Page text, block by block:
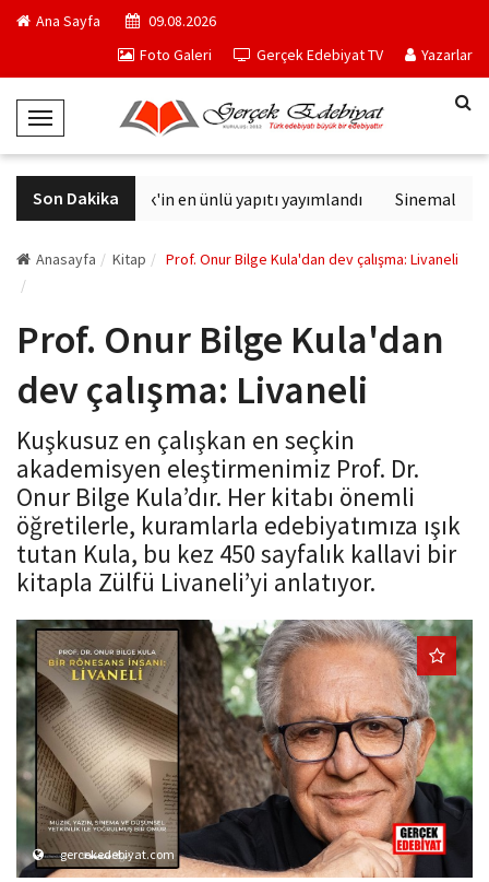
Ana Sayfa
09.08.2026
Foto Galeri
Gerçek Edebiyat TV Yazarlar
T
o
g
g
e
v
g
t
i
o
n
Son Dakika
Philip K. Dick'in en ünlü yapıtı yayımlandı Sinemalarda
Anasayfa Kitap Prof. Onur Bilge Kula'dan dev çalışma: Livaneli
Prof. Onur Bilge Kula'dan
dev çalışma: Livaneli
Kuşkusuz en çalışkan en seçkin
akademisyen eleştirmenimiz Prof. Dr.
Onur Bilge Kula’dır. Her kitabı önemli
öğretilerle, kuramlarla edebiyatımıza ışık
tutan Kula, bu kez 450 sayfalık kallavi bir
kitapla Zülfü Livaneli’yi anlatıyor.
gercekedebiyat.com